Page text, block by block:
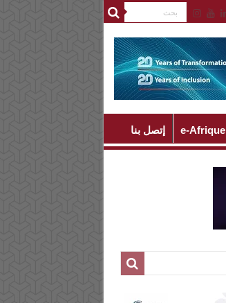
e-Afrique إتصل بنا